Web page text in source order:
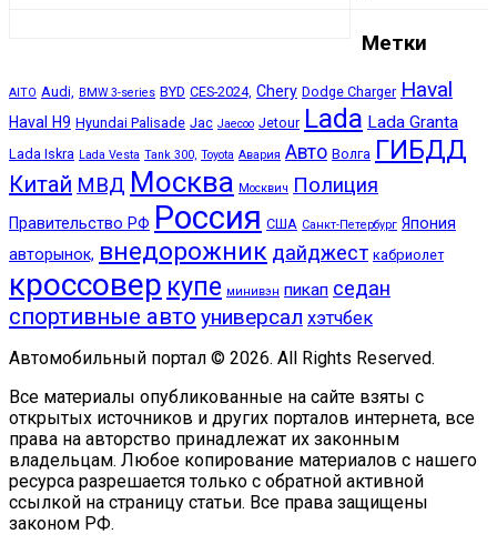
Метки
AITO Audi, BMW 3-series BYD CES-2024, Chery Dodge Charger Haval
Haval H9 Hyundai Palisade Jac Jaecoo Jetour Lada Lada Granta
Lada Iskra Lada Vesta Tank 300, Toyota Авария Авто Волга ГИБДД
Китай МВД Москва Москвич Полиция
Правительство РФ Россия США Санкт-Петербург Япония
авторынок, внедорожник дайджест кабриолет
кроссовер купе минивэн пикап седан
спортивные авто универсал хэтчбек
Автомобильный портал © 2026. All Rights Reserved.
Все материалы опубликованные на сайте взяты с
открытых источников и других порталов интернета, все
права на авторство принадлежат их законным
владельцам. Любое копирование материалов с нашего
ресурса разрешается только с обратной активной
ссылкой на страницу статьи. Все права защищены
законом РФ.